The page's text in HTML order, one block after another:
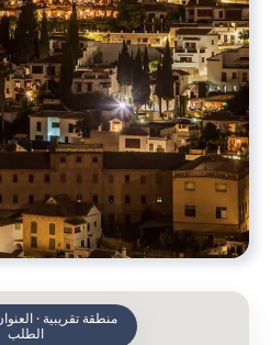
منطقة تقريبية ·
الطلب